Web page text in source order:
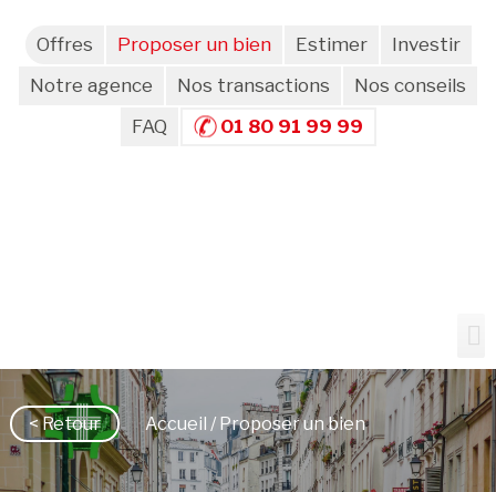
Offres Proposer un bien Estimer
Investir
Notre agence
Nos transactions
Nos conseils
FAQ
01 80 91 99 99
< Retour Accueil / Proposer un bien